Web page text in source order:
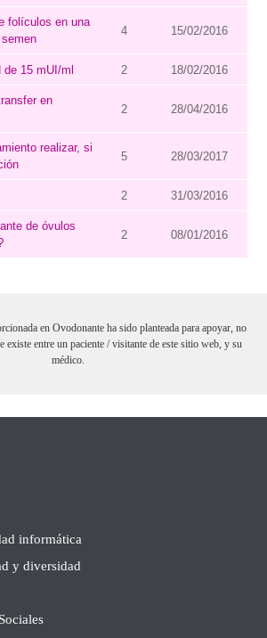
folículos en una
4 15/02/2016
15 mUI/ml 2 18/02/2016
en
2 28/04/2016
realizar, si
5 28/03/2017
2 31/03/2016
de óvulos
2 08/01/2016
en Ovodonante ha sido planteada para apoyar, no
existe entre un paciente / visitante de este sitio web, y su
médico.
informática
y diversidad